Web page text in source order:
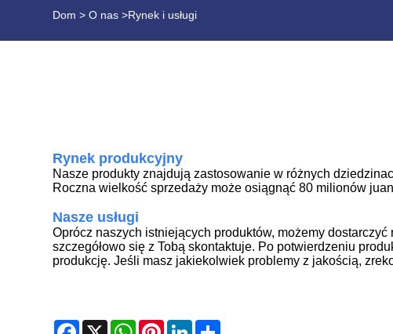
Dom > O nas >Rynek i usługi
Rynek produkcyjny
Nasze produkty znajdują zastosowanie w różnych
Roczna wielkość sprzedaży może osiągnąć 80 milionów
Nasze usługi
Oprócz naszych istniejących produktów, możemy
szczegółowo się z Tobą skontaktuje. Po potwierdzeniu
produkcję. Jeśli masz jakiekolwiek problemy z jakością,
Facebook
X WhatsApp
PinterestLinkedIn